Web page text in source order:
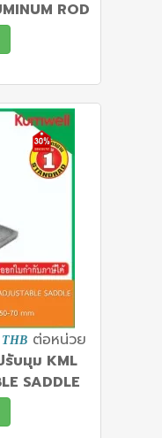
ROD
THB ต่อหน่วย
บมุม KML
SADDLE